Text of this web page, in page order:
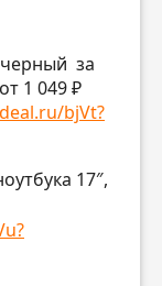
черный за
1 049 ₽
bjVt?
17″,